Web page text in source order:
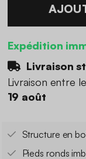
Expédition
Livraison
Livraison entre le
19 août
Structure en
Pieds ronds